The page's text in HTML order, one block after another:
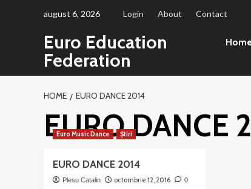
august 6, 2026 Login About Contact
Euro Education
Federation
HOME EURO DANCE 2014
EURO DANCE
Euro Music Dance Știri
EURO DANCE 2014
Plesu Catalin octombrie 12, 2016 0